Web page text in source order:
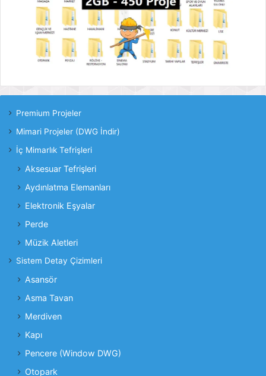
Premium Projeler
Mimari Projeler (DWG İndir)
İç Mimarlık Tefrişleri
Aksesuar Tefrişleri
Aydınlatma Elemanları
Elektronik Eşyalar
Perde
Müzik Aletleri
Sistem Detay Çizimleri
Asansör
Asma Tavan
Merdiven
Kapı
Pencere (Window DWG)
Otopark